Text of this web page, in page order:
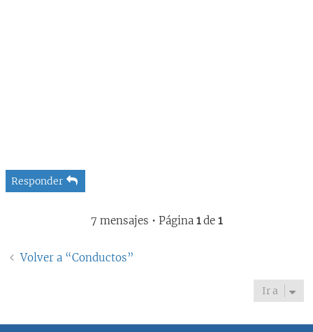
Responder
7 mensajes • Página 1de 1
Volver a “Conductos”
Ir a